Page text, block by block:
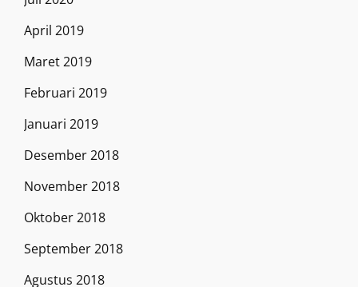
April 2019
Maret 2019
Februari 2019
Januari 2019
Desember 2018
November 2018
Oktober 2018
September 2018
Agustus 2018